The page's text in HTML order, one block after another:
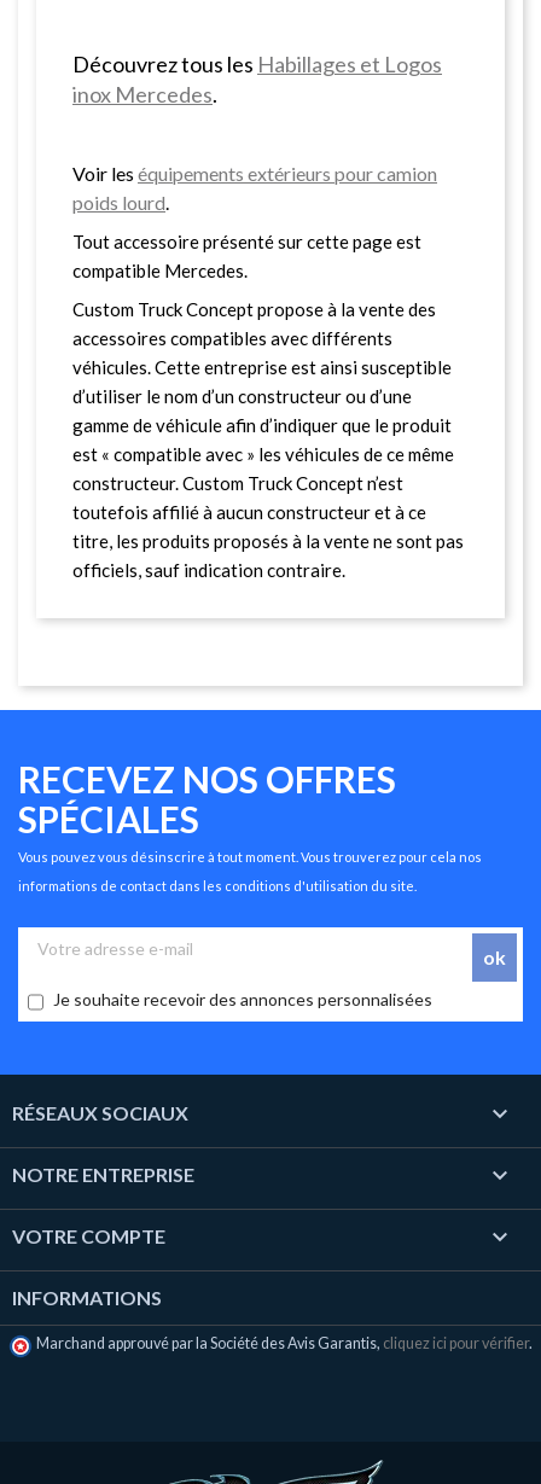
Découvrez tous les Habillages et Logos
inox Mercedes.
Voir les équipements extérieurs pour camion
poids lourd
Tout accessoire présenté sur cette page est
compatible Mercedes.
Custom Truck Concept propose à la vente des
accessoires compatibles avec différents
véhicules. Cette entreprise est ainsi susceptible
d’utiliser le nom d’un constructeur ou d’une
gamme de véhicule afin d’indiquer que le produit
est « compatible avec » les véhicules de ce même
constructeur. Custom Truck Concept n’est
toutefois affilié à aucun constructeur et à ce
titre, les produits proposés à la vente ne sont pas
officiels, sauf indication contraire.
RECEVEZ NOS OFFRES
SPÉCIALES
Vous pouvez vous désinscrire à tout moment. Vous trouverez pour cela nos
informations de contact dans les conditions d'utilisation du site.
Je souhaite recevoir des annonces personnalisées
RÉSEAUX SOCIAUX 
NOTRE ENTREPRISE 
VOTRE COMPTE 
INFORMATIONS
Marchand approuvé par la Société des Avis Garantis, cliquez ici pour vérifier.